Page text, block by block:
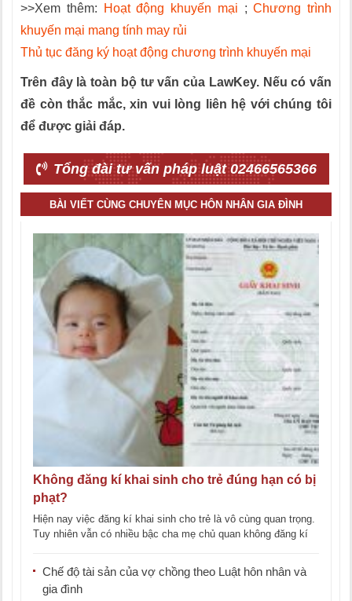
>>Xem thêm: Hoạt động khuyến mại ;Chương trình
khuyến mại mang tính may rủi
Thủ tục đăng ký hoạt động chương trình khuyến mại
Trên đây là toàn bộ tư vấn của LawKey. Nếu có vấn
đề còn thắc mắc, xin vui lòng liên hệ với chúng tôi
để được giải đáp.
Tổng đài tư vấn pháp luật 02466565366
BÀI VIẾT CÙNG CHUYÊN MỤC HÔN NHÂN GIA ĐÌNH
Không đăng kí khai sinh cho trẻ đúng hạn có bị
phạt?
Hiện nay việc đăng kí khai sinh cho trẻ là vô cùng quan trọng.
Tuy nhiên vẫn có nhiều bậc cha mẹ chủ quan không đăng kí
Chế độ tài sản của vợ chồng theo Luật hôn nhân và
gia đình